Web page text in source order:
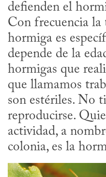
defienden el
Con frecuencia la
hormiga es
depende de la
hormigas que
que llamamos
son estériles. No
reproducirse.
actividad, a
colonia, es la